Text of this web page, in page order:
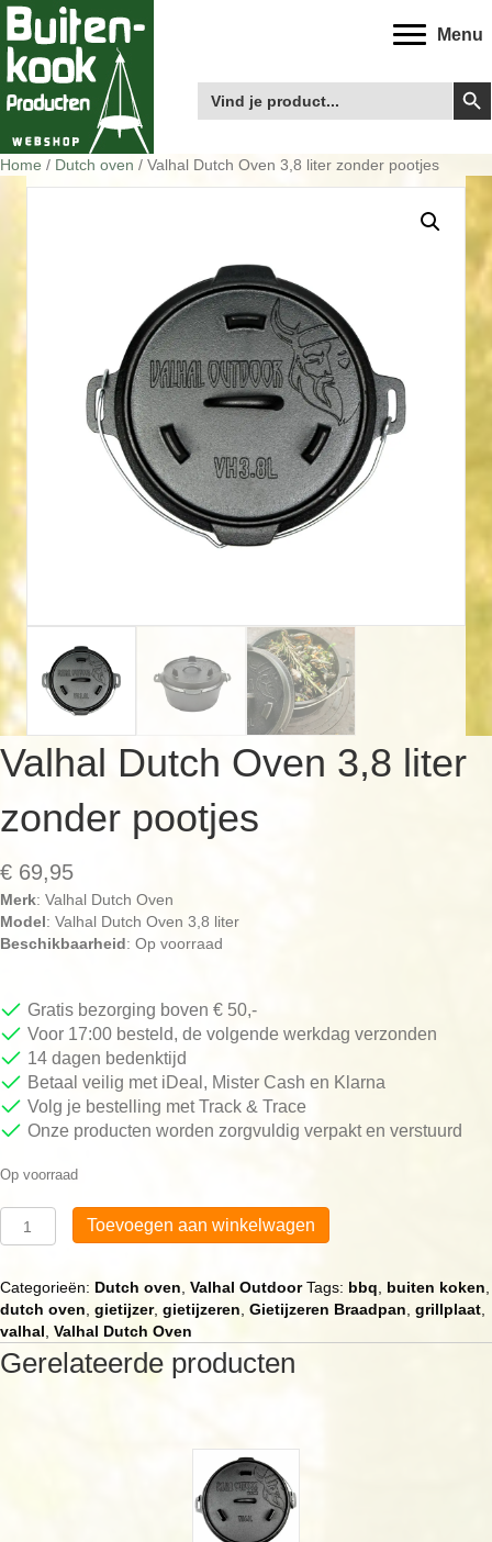
Menu
Zoek
naar:
Home / Dutch oven / Valhal Dutch Oven 3,8 liter zonder pootjes
Valhal Dutch Oven 3,8 liter
zonder pootjes
€ 69,95
Merk: Valhal Dutch Oven
Model: Valhal Dutch Oven 3,8 liter
Beschikbaarheid: Op voorraad
Gratis bezorging boven € 50,-
Voor 17:00 besteld, de volgende werkdag verzonden
14 dagen bedenktijd
Betaal veilig met iDeal, Mister Cash en Klarna
Volg je bestelling met Track & Trace
Onze producten worden zorgvuldig verpakt en verstuurd
Op voorraad
Dutch
3,8
liter
zonder
pootjes
aantal
Toevoegen aan winkelwagen
Categorieën: Dutch oven Valhal Outdoor Tags: bbq buiten koken
dutch oven gietijzer, gietijzeren Gietijzeren Braadpan grillplaat
valhal Valhal Dutch Oven
Gerelateerde producten